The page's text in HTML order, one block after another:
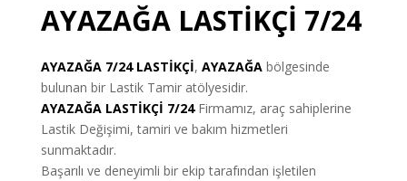
AYAZAĞA LASTİKÇİ 7/24
AYAZAĞA 7/24 LASTİKÇİ, AYAZAĞAbölgesinde
bulunan bir Lastik Tamir atölyesidir.
AYAZAĞA LASTİKÇİ 7/24Firmamız, araç sahiplerine
Lastik Değişimi, tamiri ve bakım hizmetleri
sunmaktadır.
Başarılı ve deneyimli bir ekip tarafından işletilen